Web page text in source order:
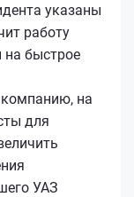
указаны
работу
быстрое
на
для
УАЗ